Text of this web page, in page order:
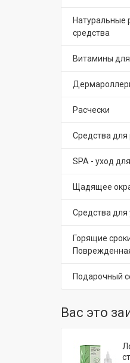
Натуральные
средства
Витамины
Расчески
Средства для
SPA - уход
Щадящее
Средства для
Горящие
Подарочный
Вас это